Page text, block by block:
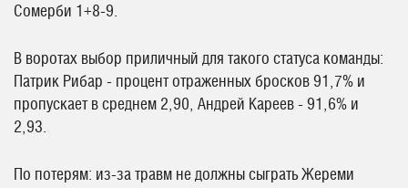
Сомерби 1+8-9.
В воротах выбор приличный для такого статуса команды:
Патрик Рибар - процент отраженных бросков 91,7% и
пропускает в среднем 2,90, Андрей Кареев - 91,6% и
2,93.
По потерям: из-за травм не должны сыграть Жереми